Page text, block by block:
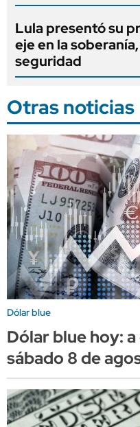
Lula presentó su
eje en la
seguridad
Otras noticias
Dólar blue
Dólar blue hoy:
sábado 8 de